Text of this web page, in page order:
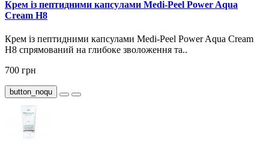
Крем із пептидними капсулами Medi-Peel Power Aqua
Cream H8
Крем із пептидними капсулами Medi-Peel Power Aqua Cream
H8 спрямований на глибоке зволоження та..
700 грн
button_noqu